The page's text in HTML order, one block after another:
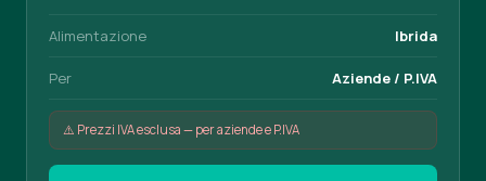
Alimentazione Ibrida
Per Aziende / P.IVA
⚠️ Prezzi IVA esclusa — per aziende e P.IVA